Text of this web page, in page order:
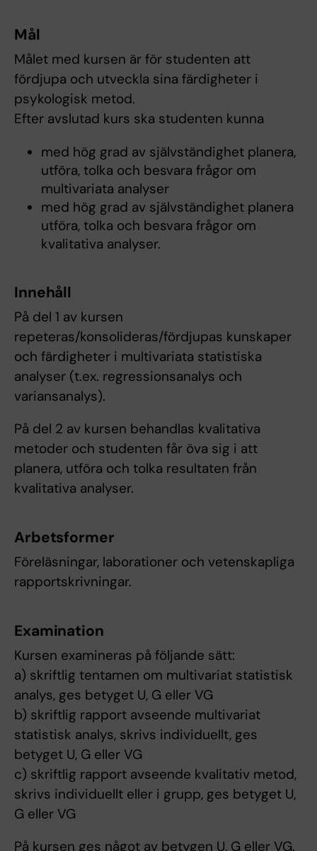
Mål
Målet med kursen är för studenten att
fördjupa och utveckla sina färdigheter i
psykologisk metod.
Efter avslutad kurs ska studenten kunna
med hög grad av självständighet planera,
utföra, tolka och besvara frågor om
multivariata analyser
med hög grad av självständighet planera
utföra, tolka och besvara frågor om
kvalitativa analyser.
Innehåll
På del 1 av kursen
repeteras/konsolideras/fördjupas kunskaper
och färdigheter i multivariata statistiska
analyser (t.ex. regressionsanalys och
variansanalys).
På del 2 av kursen behandlas kvalitativa
metoder och studenten får öva sig i att
planera, utföra och tolka resultaten från
kvalitativa analyser.
Arbetsformer
Föreläsningar, laborationer och vetenskapliga
rapportskrivningar.
Examination
Kursen examineras på följande sätt:
a) skriftlig tentamen om multivariat statistisk
analys, ges betyget U, G eller VG
b) skriftlig rapport avseende multivariat
statistisk analys, skrivs individuellt, ges
betyget U, G eller VG
c) skriftlig rapport avseende kvalitativ metod,
skrivs individuellt eller i grupp, ges betyget U,
G eller VG
På kursen ges något av betygen U, G eller VG.